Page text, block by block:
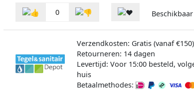
0
Verzendkosten: Gratis (vanaf €150)
Retourneren: 14 dagen
Levertijd: Voor 15:00 besteld,
huis
Betaalmethodes: